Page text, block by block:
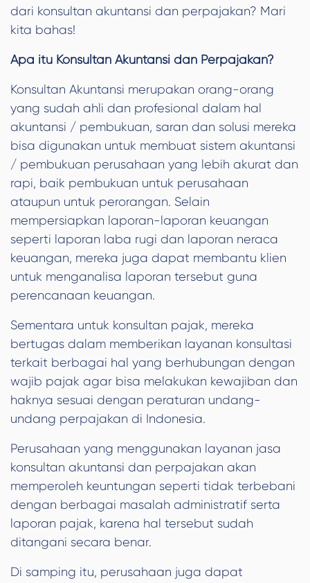
dari konsultan akuntansi dan perpajakan? Mari
kita bahas!
Apa itu Konsultan Akuntansi dan Perpajakan?
Konsultan Akuntansi merupakan orang-orang
yang sudah ahli dan profesional dalam hal
akuntansi / pembukuan, saran dan solusi mereka
bisa digunakan untuk membuat sistem akuntansi
/ pembukuan perusahaan yang lebih akurat dan
rapi, baik pembukuan untuk perusahaan
ataupun untuk perorangan. Selain
mempersiapkan laporan-laporan keuangan
seperti laporan laba rugi dan laporan neraca
keuangan, mereka juga dapat membantu klien
untuk menganalisa laporan tersebut guna
perencanaan keuangan.
Sementara untuk konsultan pajak, mereka
bertugas dalam memberikan layanan konsultasi
terkait berbagai hal yang berhubungan dengan
wajib pajak agar bisa melakukan kewajiban dan
haknya sesuai dengan peraturan undang-
undang perpajakan di Indonesia.
Perusahaan yang menggunakan layanan jasa
konsultan akuntansi dan perpajakan akan
memperoleh keuntungan seperti tidak terbebani
dengan berbagai masalah administratif serta
laporan pajak, karena hal tersebut sudah
ditangani secara benar.
Di samping itu, perusahaan juga dapat